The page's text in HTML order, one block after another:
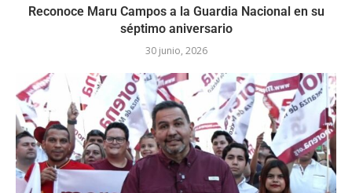
Reconoce Maru Campos a la Guardia Nacional en su
séptimo aniversario
30 junio, 2026